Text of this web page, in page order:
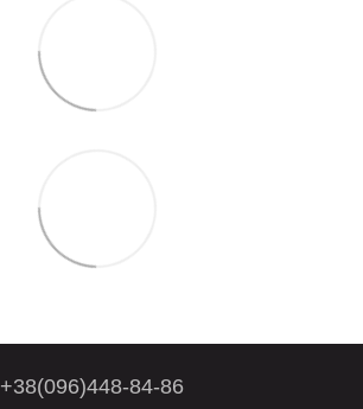
+38(096)448-84-86